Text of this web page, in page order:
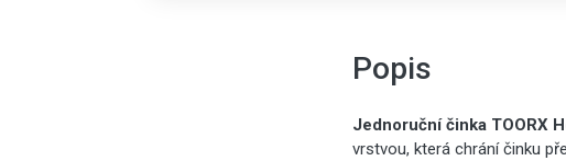
Popis
Jednoruční činka TOORX
vrstvou, která chrání činku